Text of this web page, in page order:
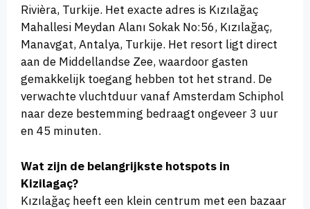
Rivièra, Turkije. Het exacte adres is Kızılağaç
Mahallesi Meydan Alanı Sokak No:56, Kızılağaç,
Manavgat, Antalya, Turkije. Het resort ligt direct
aan de Middellandse Zee, waardoor gasten
gemakkelijk toegang hebben tot het strand. De
verwachte vluchtduur vanaf Amsterdam Schiphol
naar deze bestemming bedraagt ongeveer 3 uur
en 45 minuten.
Wat zijn de belangrijkste hotspots in
Kizilagaç?
Kızılağaç heeft een klein centrum met een bazaar